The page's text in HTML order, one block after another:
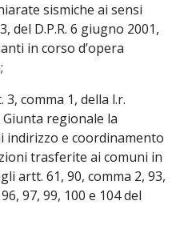
sismiche ai sensi
del D.P.R. 6 giugno 2001,
in corso d’opera
3, comma 1, della l.r.
regionale la
indirizzo e coordinamento
trasferite ai comuni in
artt. 61, 90, comma 2, 93,
97, 99, 100 e 104 del